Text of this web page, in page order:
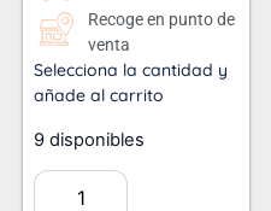
Recoge en punto de
venta
Selecciona la cantidad y
añade al carrito
9 disponibles